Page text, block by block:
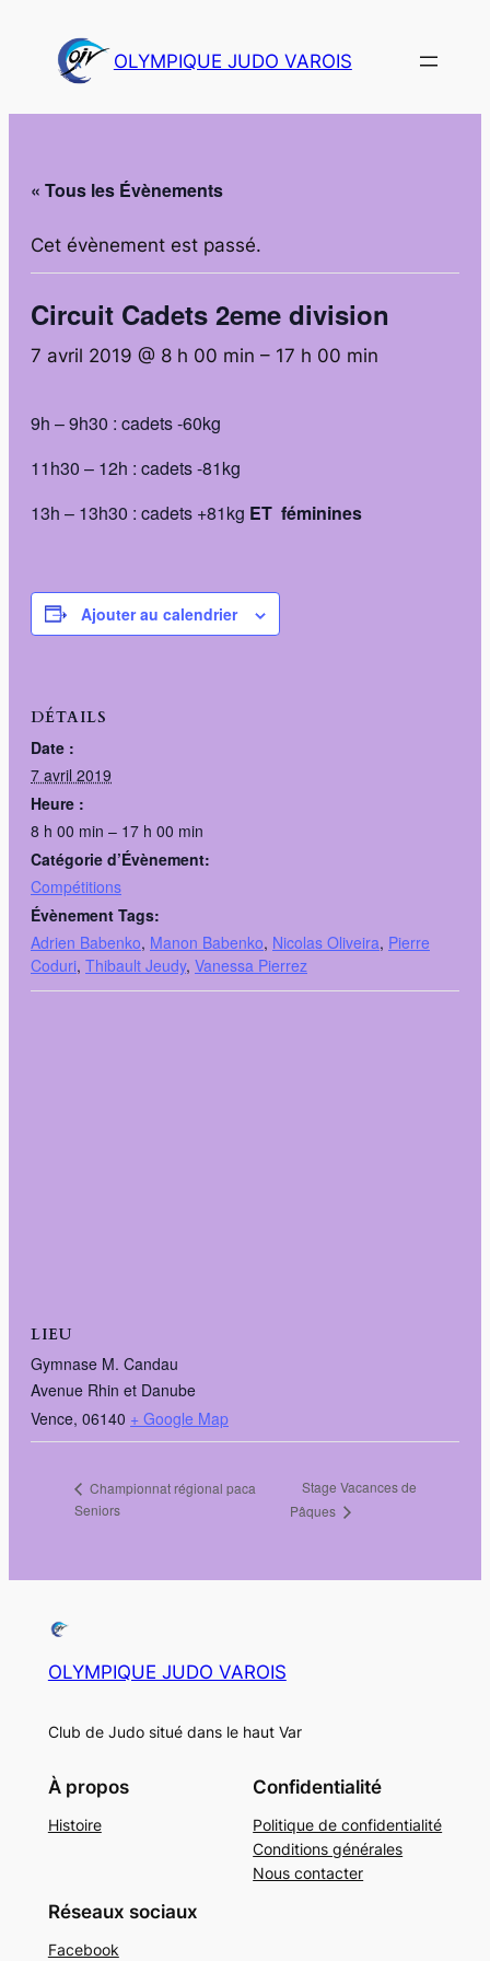
OLYMPIQUE JUDO VAROIS
« Tous les Évènements
Cet évènement est passé.
Circuit Cadets 2eme division
7 avril 2019 @ 8 h 00 min – 17 h 00 min
9h – 9h30 : cadets -60kg
11h30 – 12h : cadets -81kg
13h – 13h30 : cadets +81kg ET féminines
Ajouter au calendrier
DÉTAILS
Date :
7 avril 2019
Heure :
8 h 00 min – 17 h 00 min
Catégorie d’Évènement:
Compétitions
Évènement Tags:
Adrien Babenko, Manon Babenko, Nicolas Oliveira, Pierre
Coduri, Thibault Jeudy, Vanessa Pierrez
LIEU
Gymnase M. Candau
Avenue Rhin et Danube
Vence, 06140 + Google Map
Championnat régional paca
Seniors
Stage Vacances de
Pâques
OLYMPIQUE JUDO VAROIS
Club de Judo situé dans le haut Var
À propos
Histoire
Confidentialité
Politique de confidentialité
Conditions générales
Nous contacter
Réseaux sociaux
Facebook